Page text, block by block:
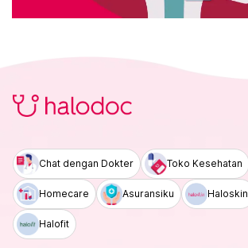
Chat dengan Dokter Toko Kesehatan
Homecare Asuransiku Haloskin
Halofit